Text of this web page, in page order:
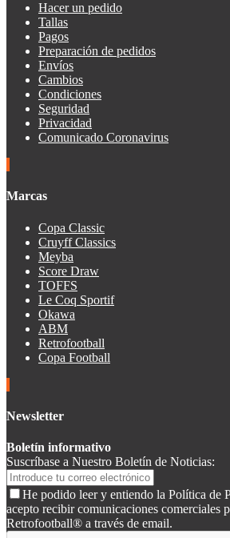
Hacer un pedido
Tallas
Pagos
Preparación de pedidos
Envíos
Cambios
Condiciones
Seguridad
Privacidad
Comunicado Coronavirus
Marcas
Copa Classic
Cruyff Classics
Meyba
Score Draw
TOFFS
Le Coq Sportif
Okawa
ABM
Retrofootball
Copa Football
Newsletter
Boletín informativo
Suscríbase a Nuestro Boletín de Noticias:
He podido leer y entiendo la Política de
acepto recibir comunicaciones comerciales
Retrofootball® a través de email.